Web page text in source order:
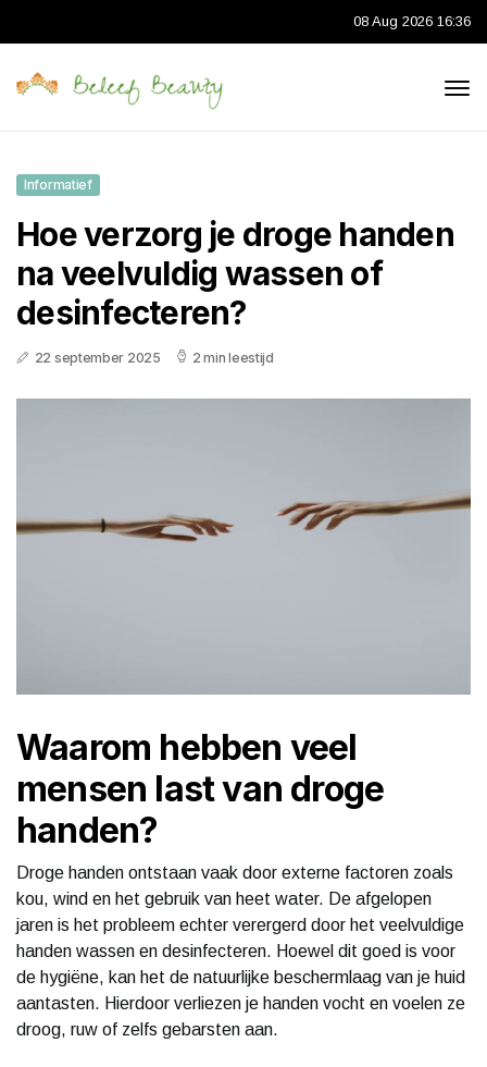
08 Aug 2026 16:36
Informatief
Hoe verzorg je droge handen
na veelvuldig wassen of
desinfecteren?
22 september 2025 2 min leestijd
Waarom hebben veel
mensen last van droge
handen?
Droge handen ontstaan vaak door externe factoren zoals
kou, wind en het gebruik van heet water. De afgelopen
jaren is het probleem echter verergerd door het veelvuldige
handen wassen en desinfecteren. Hoewel dit goed is voor
de hygiëne, kan het de natuurlijke beschermlaag van je huid
aantasten. Hierdoor verliezen je handen vocht en voelen ze
droog, ruw of zelfs gebarsten aan.